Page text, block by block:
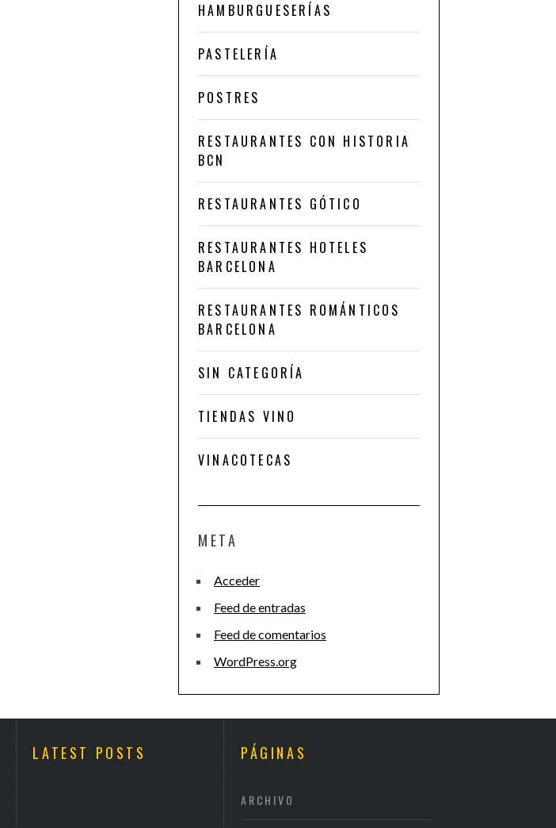
HAMBURGUESERÍAS
PASTELERÍA
POSTRES
RESTAURANTES CON HISTORIA
BCN
RESTAURANTES GÓTICO
RESTAURANTES HOTELES
BARCELONA
RESTAURANTES ROMÁNTICOS
BARCELONA
SIN CATEGORÍA
TIENDAS VINO
VINACOTECAS
META
Acceder
Feed de entradas
Feed de comentarios
WordPress.org
LATEST POSTS PÁGINAS
ARCHIVO